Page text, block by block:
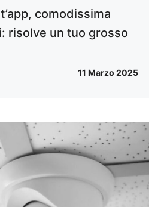
comodissima
risolve un tuo grosso
11 Marzo 2025